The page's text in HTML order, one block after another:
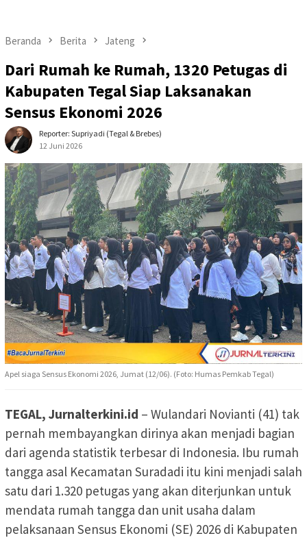
Beranda Berita Jateng
Dari Rumah ke Rumah, 1320 Petugas di
Kabupaten Tegal Siap Laksanakan
Sensus Ekonomi 2026
Reporter: Supriyadi (Tegal & Brebes)
12 Juni 2026
Apel siaga Sensus Ekonomi 2026, Jumat (12/06). (Foto: Humas Pemkab Tegal)
TEGAL, Jurnalterkini.id – Wulandari Novianti (41) tak
pernah membayangkan dirinya akan menjadi bagian
dari agenda statistik terbesar di Indonesia. Ibu rumah
tangga asal Kecamatan Suradadi itu kini menjadi salah
satu dari 1.320 petugas yang akan diterjunkan untuk
mendata rumah tangga dan unit usaha dalam
pelaksanaan Sensus Ekonomi (SE) 2026 di Kabupaten